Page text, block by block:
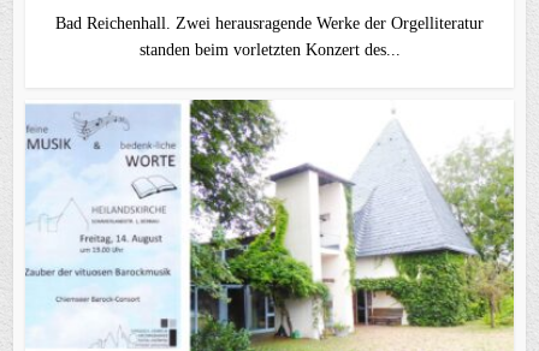
Bad Reichenhall. Zwei herausragende Werke der Orgelliteratur
standen beim vorletzten Konzert des...